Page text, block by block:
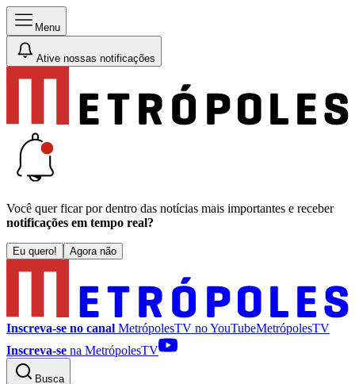
Menu
Ative nossas notificações
Você quer ficar por dentro das notícias mais importantes e receber
notificações em tempo real?
Eu quero! Agora não
Inscreva-se no canal MetrópolesTV noYouTubeMetrópolesTV
Inscreva-se na MetrópolesTV
Busca